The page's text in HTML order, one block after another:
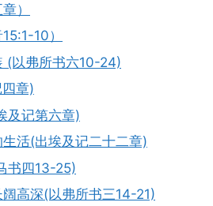
）
10）
(以弗所书六10-24)
章)
及记第六章)
活(出埃及记二十二章)
书四13-25)
高深(以弗所书三14-21)